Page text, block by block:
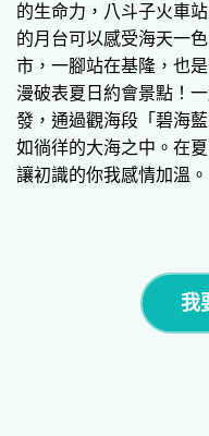
的生命力，八斗子火車
的月台可以感受海天一
市，一腳站在基隆，也
漫破表夏日約會景點！
發，通過觀海段「碧海
如徜徉的大海之中。在
讓初識的你我感情加溫。
我